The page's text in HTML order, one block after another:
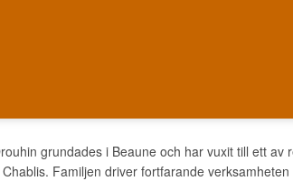
grundades i Beaune och har vuxit till ett av
Familjen driver fortfarande